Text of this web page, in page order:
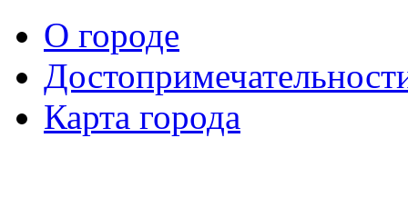
О городе
Карта города